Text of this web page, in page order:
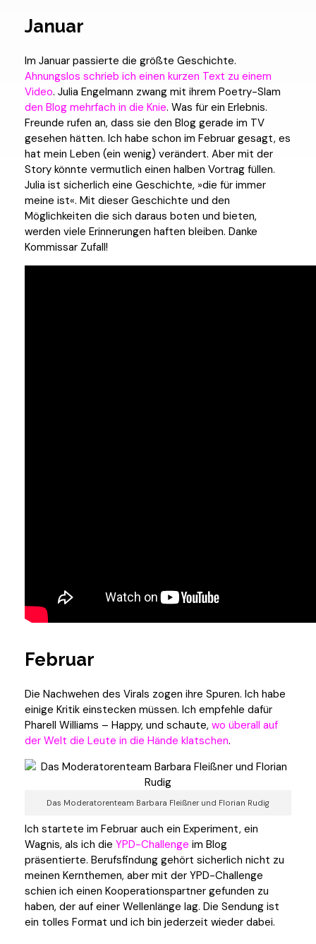
Januar
Im Januar passierte die größte Geschichte.
Ahnungslos schrieb ich einen kurzen Text zu einem
Video. Julia Engelmann zwang mit ihrem Poetry-Slam
den Blog mehrfach in die Knie. Was für ein Erlebnis.
Freunde rufen an, dass sie den Blog gerade im TV
gesehen hätten. Ich habe schon im Februar gesagt, es
hat mein Leben (ein wenig) verändert. Aber mit der
Story könnte vermutlich einen halben Vortrag füllen.
Julia ist sicherlich eine Geschichte, »die für immer
meine ist«. Mit dieser Geschichte und den
Möglichkeiten die sich daraus boten und bieten,
werden viele Erinnerungen haften bleiben. Danke
Kommissar Zufall!
Februar
Die Nachwehen des Virals zogen ihre Spuren. Ich habe
einige Kritik einstecken müssen. Ich empfehle dafür
Pharell Williams – Happy, und schaute, wo überall auf
der Welt die Leute in die Hände klatschen.
Das Moderatorenteam Barbara Fleißner und Florian Rudig
Ich startete im Februar auch ein Experiment, ein
Wagnis, als ich die YPD-Challenge im Blog
präsentierte. Berufsfindung gehört sicherlich nicht zu
meinen Kernthemen, aber mit der YPD-Challenge
schien ich einen Kooperationspartner gefunden zu
haben, der auf einer Wellenlänge lag. Die Sendung ist
ein tolles Format und ich bin jederzeit wieder dabei.